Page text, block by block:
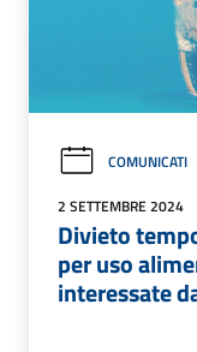
COMUNICATI
2 SETTEMBRE 2024
Divieto
per uso
interessate